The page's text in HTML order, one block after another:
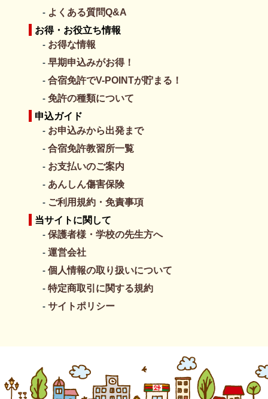
よくある質問Q&A
お得・お役立ち情報
お得な情報
早期申込みがお得！
合宿免許でV-POINTが貯まる！
免許の種類について
申込ガイド
お申込みから出発まで
合宿免許教習所一覧
お支払いのご案内
あんしん傷害保険
ご利用規約・免責事項
当サイトに関して
保護者様・学校の先生方へ
運営会社
個人情報の取り扱いについて
特定商取引に関する規約
サイトポリシー